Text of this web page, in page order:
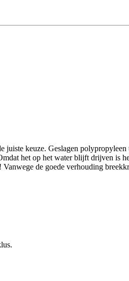
keuze. Geslagen
het op het water blijft drijven is
de goede verhouding